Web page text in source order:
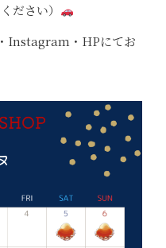
ださい）
Instagram・HPにてお